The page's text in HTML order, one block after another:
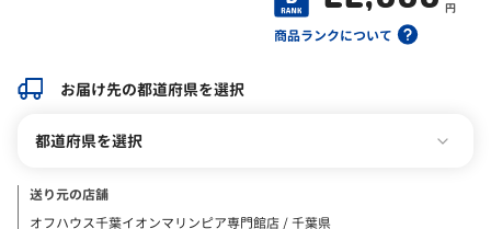
商品ランクについて
円
お届け先の都道府県を選択
都道府県を選択
送り元の店舗
オフハウス千葉イオンマリンピア専門館店 / 千葉県